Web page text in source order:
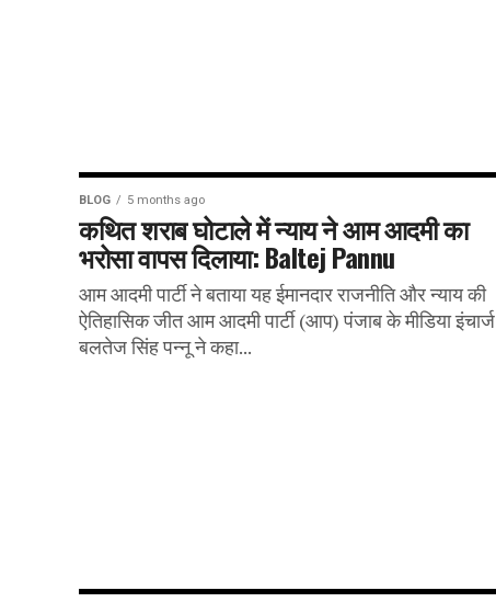
BLOG 5 months ago
कथित शराब घोटाले में न्याय ने आम आदमी का
भरोसा वापस दिलाया: Baltej Pannu
आम आदमी पार्टी ने बताया यह ईमानदार राजनीति और न्याय की
ऐतिहासिक जीत आम आदमी पार्टी (आप) पंजाब के मीडिया इंचार्ज
बलतेज सिंह पन्नू ने कहा...